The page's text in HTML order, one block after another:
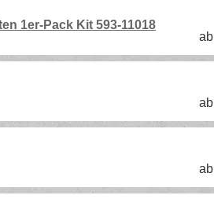
1er-Pack Kit 593-11018
ab
ab
ab